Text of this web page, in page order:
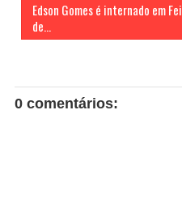
Edson Gomes é internado em
de...
0 comentários: